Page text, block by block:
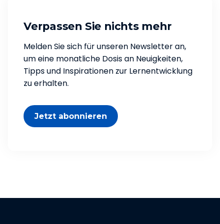
Verpassen Sie nichts mehr
Melden Sie sich für unseren Newsletter an,
um eine monatliche Dosis an Neuigkeiten,
Tipps und Inspirationen zur Lernentwicklung
zu erhalten.
Jetzt abonnieren